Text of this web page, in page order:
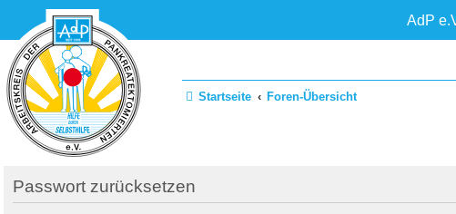
AdP
Startseite Foren-Übersicht
Passwort zurücksetzen